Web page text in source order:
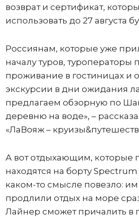
возврат и сертификат,
использовать до 27 августа
Россиянам, которые уже
началу туров, туроператоры
проживание в гостиницах и
экскурсии в дни ожидания
предлагаем обзорную по
деревню на воде», –
«ЛаВояж –
А вот отдыхающим, которые
находятся на борту Spectrum
каком-то смысле повезло:
продлили отдых на море
Лайнер сможет причалить в